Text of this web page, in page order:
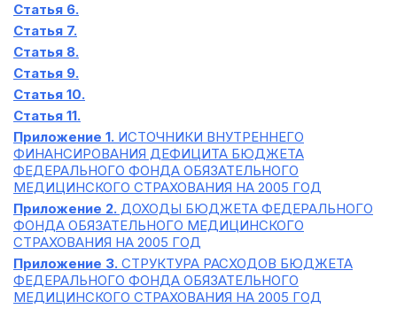
Статья 6.
Статья 7.
Статья 8.
Статья 9.
Статья 10.
Статья 11.
Приложение 1. ИСТОЧНИКИ ВНУТРЕННЕГО
ФИНАНСИРОВАНИЯ ДЕФИЦИТА БЮДЖЕТА
ФЕДЕРАЛЬНОГО ФОНДА ОБЯЗАТЕЛЬНОГО
МЕДИЦИНСКОГО СТРАХОВАНИЯ НА 2005 ГОД
Приложение 2. ДОХОДЫ БЮДЖЕТА ФЕДЕРАЛЬНОГО
ФОНДА ОБЯЗАТЕЛЬНОГО МЕДИЦИНСКОГО
СТРАХОВАНИЯ НА 2005 ГОД
Приложение 3. СТРУКТУРА РАСХОДОВ БЮДЖЕТА
ФЕДЕРАЛЬНОГО ФОНДА ОБЯЗАТЕЛЬНОГО
МЕДИЦИНСКОГО СТРАХОВАНИЯ НА 2005 ГОД